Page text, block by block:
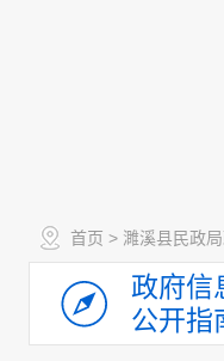
首页 > 濉溪县民政
政府信
公开指